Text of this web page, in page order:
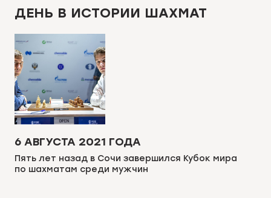
ДЕНЬ В ИСТОРИИ ШАХМАТ
6 АВГУСТА 2021 ГОДА
Пять лет назад в Сочи завершился Кубок мира
по шахматам среди мужчин